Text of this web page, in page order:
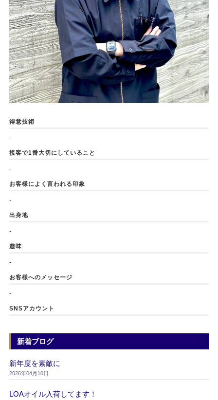
得意技術
-
接客で1番大切にしていること
-
お客様によく言われる印象
-
出身地
-
趣味
-
お客様へのメッセージ
-
SNSアカウント
新着ブログ
新年度を素敵に
2026年04月10日
LOAオイル入荷してます！